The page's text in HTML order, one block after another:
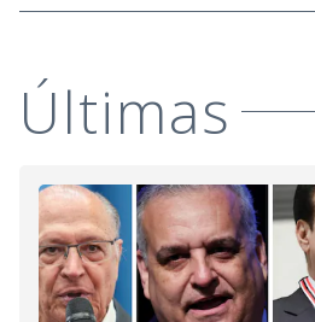
Últimas